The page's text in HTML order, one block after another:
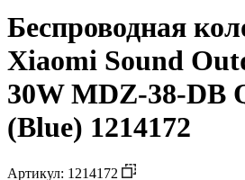
Беспроводная
Xiaomi Sound
30W MDZ-38-DB
(Blue) 1214172
Артикул: 1214172